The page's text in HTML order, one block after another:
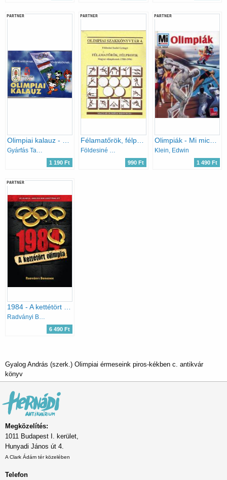
PARTNER
1 190 Ft
PARTNER
990 Ft
PARTNER
Olimpiák - Mi micsoda
Klein, Edwin
1 490 Ft
PARTNER
1984 - A kettétört olimpia
Radványi Benedek
6 490 Ft
Gyalog András (szerk.) Olimpiai érmeseink piros-kékben c. antikvár
könyv
Megközelítés:
1011 Budapest I. kerület,
Hunyadi János út 4.
A Clark Ádám tér közelében
Telefon